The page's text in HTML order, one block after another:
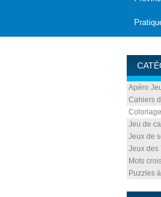
Apéro
Cahiers
Jeu de
Jeux de
Jeux des
Mots
Puzzles